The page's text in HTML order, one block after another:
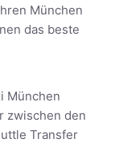
München
das beste
München
zwischen den
Transfer